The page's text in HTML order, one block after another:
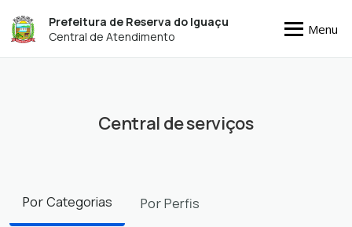
Prefeitura de Reserva do Iguaçu
Central de Atendimento
Menu
Central de serviços
PorCategorias PorPerfis